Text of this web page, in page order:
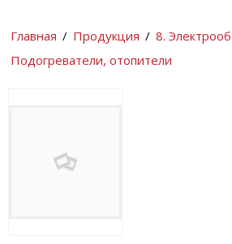
Главная / Продукция / 8.
Подогреватели, отопители